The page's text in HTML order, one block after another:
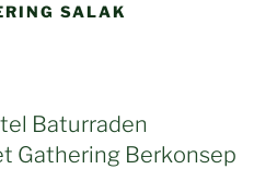
SALAK
Baturraden
Gathering Berkonsep